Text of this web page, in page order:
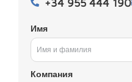
Имя
Компания